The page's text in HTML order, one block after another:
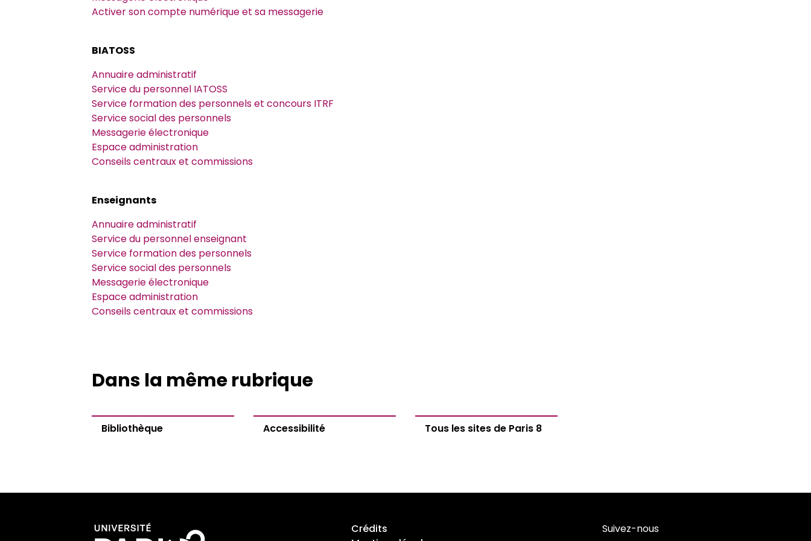
Doctorats préparés par l’ED
Equipes de recherche
La Charte du doctorat
Guide du doctorat & Règlement intérieur
Réinscription
Votre parcours doctoral
Cotutelle internationale
Thèse - VAPP
Thèse - VAE
Thèses soutenues
Après la thèse
Thèse HDR
Le Café doctoral
Appel à projet - Laboratoires Juniors 2026
Cofra
Contrats doctoraux
Bourses
Pistes de financements
Prix de these
Activer son compte numérique et sa messagerie
BIATOSS
Annuaire administratif
Service du personnel IATOSS
Service formation des personnels et concours ITRF
Service social des personnels
Messagerie électronique
Espace administration
Conseils centraux et commissions
Enseignants
Annuaire administratif
Service du personnel enseignant
Service formation des personnels
Service social des personnels
Messagerie électronique
Espace administration
Conseils centraux et commissions
Dans la même rubrique
Bibliothèque Accessibilité Tous les sites de Paris 8
Crédits
Suivez-nous